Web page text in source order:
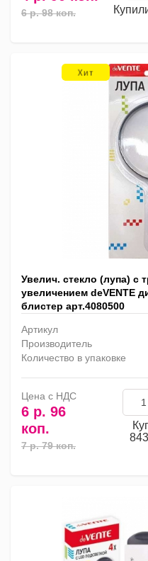
6 р. 98 коп.
Увелич. стекло (лупа) с
увеличением deVENTE
блистер арт.4080500
Артикул
Производитель
Количество в упаковке
Цена с НДС
6 р. 96
коп.
7 р. 79 коп.